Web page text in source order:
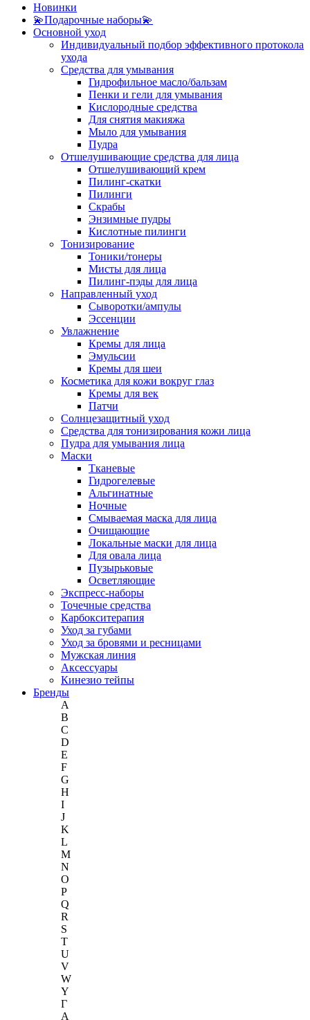
Новинки
💫Подарочные наборы💫
Основной уход
Индивидуальный подбор эффективного протокола
ухода
Средства для умывания
Гидрофильное масло/бальзам
Пенки и гели для умывания
Кислородные средства
Для снятия макияжа
Мыло для умывания
Пудра
Отшелушивающие средства для лица
Отшелушивающий крем
Пилинг-скатки
Пилинги
Скрабы
Энзимные пудры
Кислотные пилинги
Тонизирование
Тоники/тонеры
Мисты для лица
Пилинг-пэды для лица
Направленный уход
Сыворотки/ампулы
Эссенции
Увлажнение
Кремы для лица
Эмульсии
Кремы для шеи
Косметика для кожи вокруг глаз
Кремы для век
Патчи
Солнцезащитный уход
Средства для тонизирования кожи лица
Пудра для умывания лица
Маски
Тканевые
Гидрогелевые
Альгинатные
Ночные
Смываемая маска для лица
Очищающие
Локальные маски для лица
Для овала лица
Пузырьковые
Осветляющие
Экспресс-наборы
Точечные средства
Карбокситерапия
Уход за губами
Уход за бровями и ресницами
Мужская линия
Аксессуары
Кинезио тейпы
Бренды
A
B
C
D
E
F
G
H
I
J
K
L
M
N
O
P
Q
R
S
T
U
V
W
Y
Г
A